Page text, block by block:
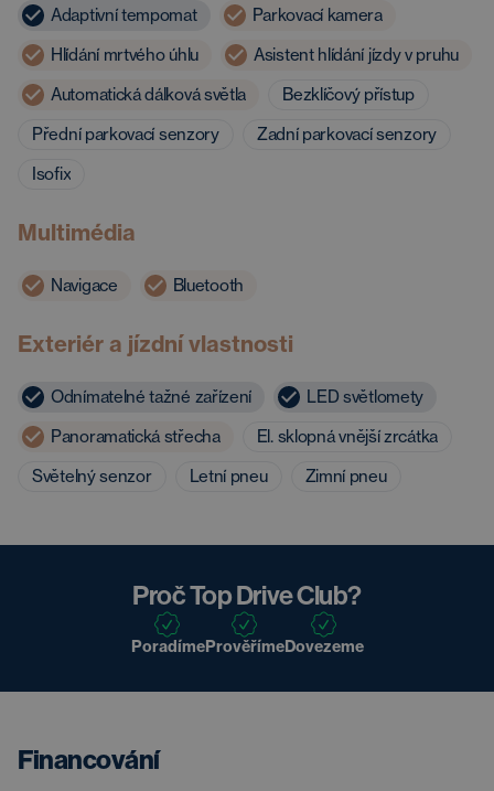
Adaptivní tempomat
Parkovací kamera
Hlídání mrtvého úhlu
Asistent hlídání jízdy v pruhu
Automatická dálková světla
Bezklíčový přístup
Přední parkovací senzory
Zadní parkovací senzory
Isofix
Multimédia
Navigace Bluetooth
Exteriér a jízdní vlastnosti
Odnímatelné tažné zařízení
LED světlomety
Panoramatická střecha
El. sklopná vnější zrcátka
Světelný senzor
Letní pneu Zimní pneu
Proč Top Drive Club?
PoradímePrověřímeDovezeme
Financování